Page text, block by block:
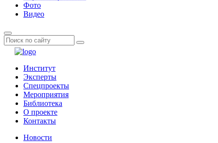
Фото
Видео
Институт
Эксперты
Спецпроекты
Мероприятия
Библиотека
О проекте
Контакты
Новости